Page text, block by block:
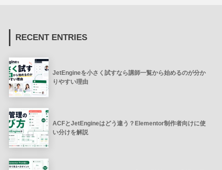
RECENT ENTRIES
JetEngineを小さく試すなら講師一覧から始めるのが分か
りやすい理由
ACFとJetEngineはどう違う？Elementor制作者向けに使
い分けを解説